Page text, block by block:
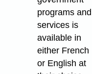
programs and
services is
available in
either French
or English at